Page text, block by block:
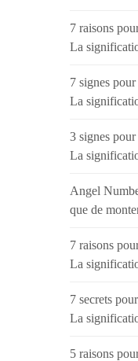
7 raisons
La
7 signes
La
3 signes
La
Angel
que de
7 raisons
La
7 secrets
La
5 raisons